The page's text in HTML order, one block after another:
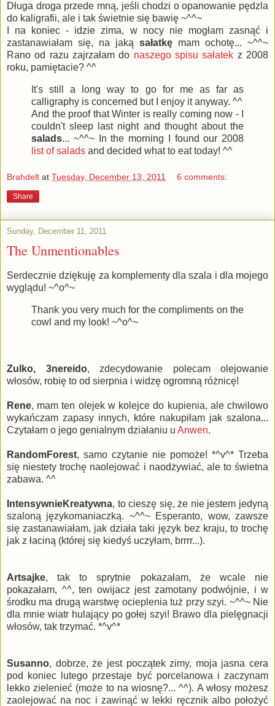
Długa droga przede mną, jeśli chodzi o opanowanie pędzla
do kaligrafii, ale i tak świetnie się bawię ~^^~
I na koniec - idzie zima, w nocy nie mogłam zasnąć i
zastanawiałam się, na jaką sałatkę mam ochotę... ~^^~
Rano od razu zajrzałam do naszego spisu sałatek z 2008
roku, pamiętacie? ^^
It's still a long way to go for me as far as
calligraphy is concerned but I enjoy it anyway. ^^
And the proof that Winter is really coming now - I
couldn't sleep last night and thought about the
salads... ~^^~ In the morning I found our 2008
list of salads and decided what to eat today! ^^
Brahdelt at Tuesday, December 13, 2011 6 comments:
Share
Sunday, December 11, 2011
The Unmentionables
Serdecznie dziękuję za komplementy dla szala i dla mojego
wyglądu! ~^o^~
Thank you very much for the compliments on the
cowl and my look! ~^o^~
Zulko, 3nereido, zdecydowanie polecam olejowanie
włosów, robię to od sierpnia i widzę ogromną różnicę!
Rene, mam ten olejek w kolejce do kupienia, ale chwilowo
wykańczam zapasy innych, które nakupiłam jak szalona...
Czytałam o jego genialnym działaniu u Anwen.
RandomForest, samo czytanie nie pomoże! *^v^* Trzeba
się niestety trochę naolejować i naodżywiać, ale to świetna
zabawa. ^^
IntensywnieKreatywna, to cieszę się, że nie jestem jedyną
szaloną językomaniaczką. ~^^~ Esperanto, wow, zawsze
się zastanawiałam, jak działa taki język bez kraju, to trochę
jak z łaciną (której się kiedyś uczyłam, brrrr...).
Artsajke, tak to sprytnie pokazałam, że wcale nie
pokazałam, ^^, ten owijacz jest zamotany podwójnie, i w
środku ma drugą warstwę ocieplenia tuż przy szyi. ~^^~ Nie
dla mnie wiatr hulający po gołej szyi! Brawo dla pielęgnacji
włosów, tak trzymać. *^v^*
Susanno, dobrze, że jest początek zimy, moja jasna cera
pod koniec lutego przestaje być porcelanowa i zaczynam
lekko zielenieć (może to na wiosnę?... ^^). A włosy możesz
zaolejować na noc i zawinąć w lekki ręcznik albo położyć